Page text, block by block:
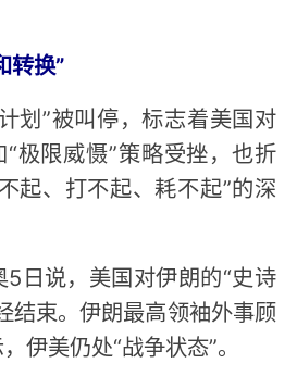
转换”
划”被叫停，标志着美国对
极限威慑”策略受挫，也折
起、打不起、耗不起”的深
日说，美国对伊朗的“史诗
结束。伊朗最高领袖外事顾
伊美仍处“战争状态”。